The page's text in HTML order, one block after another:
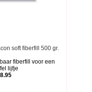
soft fiberfill 500 gr.
fiberfill voor een
lijfje